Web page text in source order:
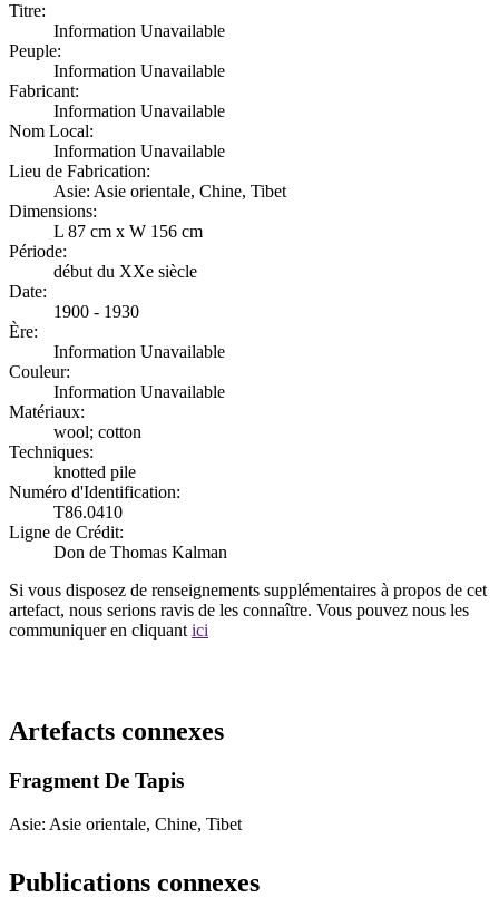
Titre:
Information Unavailable
Peuple:
Information Unavailable
Fabricant:
Information Unavailable
Nom Local:
Information Unavailable
Lieu de Fabrication:
Asie: Asie orientale, Chine, Tibet
Dimensions:
L 87 cm x W 156 cm
Période:
début du XXe siècle
Date:
1900 - 1930
Ère:
Information Unavailable
Couleur:
Information Unavailable
Matériaux:
wool; cotton
Techniques:
knotted pile
Numéro d'Identification:
T86.0410
Ligne de Crédit:
Don de Thomas Kalman
Si vous disposez de renseignements supplémentaires à propos de cet
artefact, nous serions ravis de les connaître. Vous pouvez nous les
communiquer en cliquant ici
Artefacts connexes
Fragment De Tapis
Asie: Asie orientale, Chine, Tibet
Publications connexes